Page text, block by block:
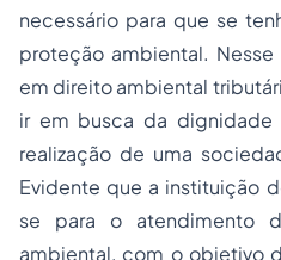
necessário para que se
proteção ambiental.
em direito ambiental
ir em busca da dignidade
realização de uma
Evidente que a instituição
se para o atendimento
ambiental, com o objetivo